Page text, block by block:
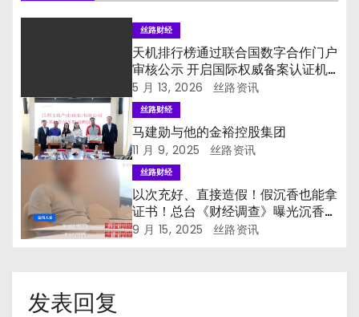
丝路财经
天机排行榜通过联合国数字合作门户
审核公示 开启国际权威备案认证机
制
5 月 13, 2026 丝路资讯
丝路财经
马建勋与他的金裕控股集团
11 月 9, 2025 丝路资讯
丝路财经
以次充好、直接造假！假沉香也能拿
证书！总台《财经调查》曝光沉香市
场乱象→
9 月 15, 2025 丝路资讯
发表回复